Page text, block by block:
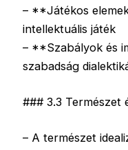
– **Játékos
intellektuális játék
– **Szabályok és
szabadság
### 3.3 Természet
– A természet